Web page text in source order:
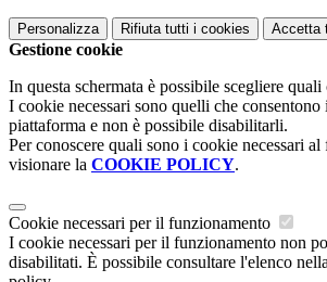
Personalizza Rifiuta tutti i cookies Accetta
Gestione cookie
In questa schermata è possibile scegliere
I cookie necessari sono quelli che
piattaforma e non è possibile disabilitarli.
Per conoscere quali sono i cookie necessari
visionare la COOKIE POLICY.
Cookie necessari per il funzionamento
I cookie necessari per il funzionamento non
disabilitati. È possibile consultare l'elenco